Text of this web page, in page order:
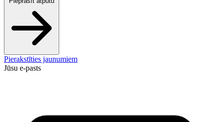
Pierakstīties jaunumiem
Jūsu e-pasts